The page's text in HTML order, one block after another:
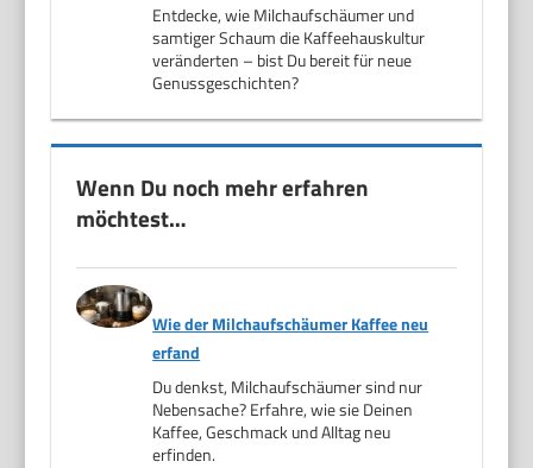
Entdecke, wie Milchaufschäumer und
samtiger Schaum die Kaffeehauskultur
veränderten – bist Du bereit für neue
Genussgeschichten?
Wenn Du noch mehr erfahren
möchtest…
Wie der Milchaufschäumer Kaffee neu
erfand
Du denkst, Milchaufschäumer sind nur
Nebensache? Erfahre, wie sie Deinen
Kaffee, Geschmack und Alltag neu
erfinden.